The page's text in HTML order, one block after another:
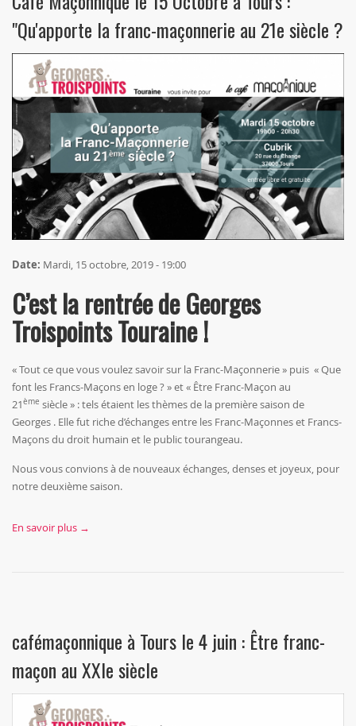
"Qu'apporte la franc-maçonnerie au 21e siècle ?
Date: Mardi, 15 octobre, 2019 - 19:00
C’est la rentrée de Georges
Troispoints Touraine !
« Tout ce que vous voulez savoir sur la Franc-Maçonnerie » puis « Que
font les Francs-Maçons en loge ? » et « Être Franc-Maçon au
21ème siècle » : tels étaient les thèmes de la première saison de
Georges . Elle fut riche d’échanges entre les Franc-Maçonnes et Francs-
Maçons du droit humain et le public tourangeau.
Nous vous convions à de nouveaux échanges, denses et joyeux, pour
notre deuxième saison.
En savoir plus →
cafémaçonnique à Tours le 4 juin : Être franc-
maçon au XXIe siècle